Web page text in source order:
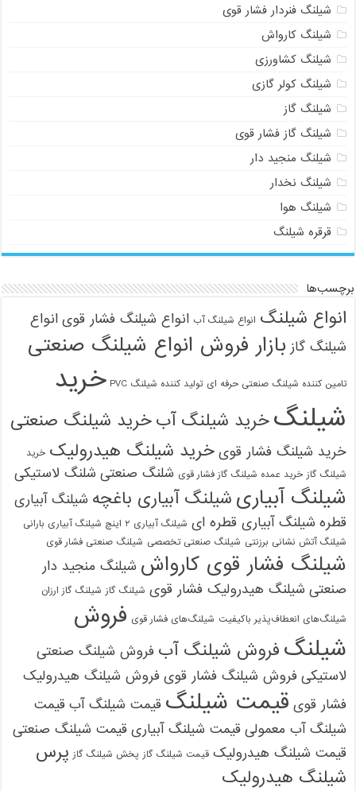
شیلنگ فنردار فشار قوی
شیلنگ کارواش
شیلنگ کشاورزی
شیلنگ کولر گازی
شیلنگ گاز
شیلنگ گاز فشار قوی
شیلنگ منجید دار
شیلنگ نخدار
شیلنگ هوا
قرقره شیلنگ
برچسب‌ها
انواع شیلنگ انواع شیلنگ آب انواع شیلنگ فشار قوی انواع
شیلنگ گاز بازار فروش انواع شیلنگ صنعتی
تامین کننده شیلنگ صنعتی حرفه ای تولید کننده شیلنگ PVC
خرید
شیلنگخرید شیلنگ آبخرید شیلنگ صنعتی
خرید شیلنگ فشار قوی خرید شیلنگ هیدرولیک خرید
شیلنگ گاز خرید عمده شیلنگ گاز فشار قوی شلنگ صنعتی شلنگ لاستیکی
شیلنگ آبیاری شیلنگ آبیاری باغچه شیلنگ آبیاری
قطره شیلنگ آبیاری قطره ای شیلنگ آبیاری ۲ اینچ شیلنگ آبیاری بارانی
شیلنگ آتش نشانی برزنتی شیلنگ صنعتی تخصصی شیلنگ صنعتی فشار قوی
شیلنگ فشار قوی کارواش شیلنگ منجید دار
صنعتی شیلنگ هیدرولیک فشار قوی شیلنگ گاز شیلنگ گاز ارزان
شیلنگ‌های انعطاف‌پذیر باکیفیت شیلنگ‌های فشار قوی فروش
شیلنگ فروش شیلنگ آب فروش شیلنگ صنعتی
لاستیکی فروش شیلنگ فشار قوی فروش شیلنگ هیدرولیک
فشار قوی قیمت شیلنگ قیمت شیلنگ آب قیمت
شیلنگ آب معمولی قیمت شیلنگ آبیاری قیمت شیلنگ صنعتی
قیمت شیلنگ هیدرولیک قیمت شیلنگ گاز پخش شیلنگ گاز پرس
شیلنگ هیدرولیک